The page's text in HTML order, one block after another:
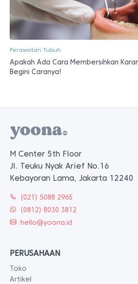
Perawatan Tubuh
Apakah Ada Cara Membersihkan
Begini Caranya!
M Center 5th Floor
Jl. Teuku Nyak Arief No.16
Kebayoran Lama, Jakarta 12240
(021) 5088 2965
(0812) 8030 3812
hello@yoona.id
PERUSAHAAN
Toko
Artikel